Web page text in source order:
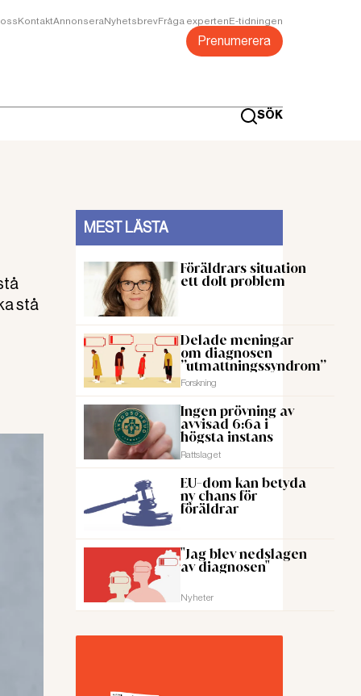
KontaktAnnonseraNyhetsbrevFråga expertenE-tidningen
Prenumerera
SÖK
stå
MEST LÄSTA
Föräldrars situation
ett dolt problem
Delade meningar
om diagnosen
”utmattningssyndrom”
Forskning
Ingen prövning av
avvisad 6:6a i
högsta instans
Rattslaget
EU-dom kan betyda
ny chans för
föräldrar
"Jag blev nedslagen
av diagnosen"
Nyheter